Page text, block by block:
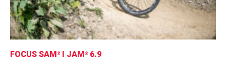
FOCUS SAM² I JAM² 6.9